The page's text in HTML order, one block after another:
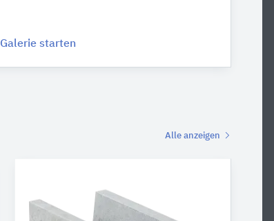
Galerie starten
Alle anzeigen